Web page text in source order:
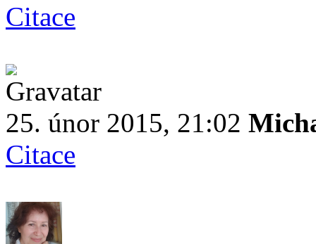
Citace
25. únor 2015, 21:02
Citace